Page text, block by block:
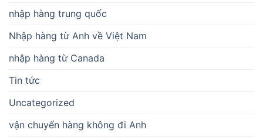
nhập hàng trung quốc
Nhập hàng từ Anh về Việt Nam
nhập hàng từ Canada
Tin tức
Uncategorized
vận chuyển hàng không đi Anh